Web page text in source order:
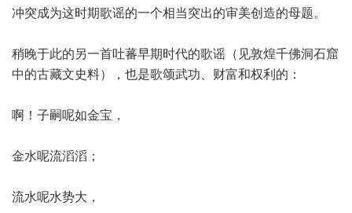
冲突成为这时期歌谣的一个相当突出的审美创造的母题。
稍晚于此的另一首吐蕃早期时代的歌谣（见敦煌千佛洞石窟
中的古藏文史料），也是歌颂武功、财富和权利的：
啊！子嗣呢如金宝，
金水呢流滔滔；
流水呢水势大，